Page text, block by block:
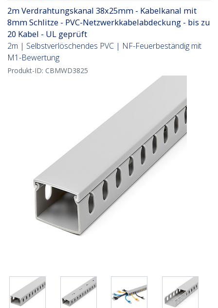
2m Verdrahtungskanal 38x25mm - Kabelkanal mit
8mm Schlitze - PVC-Netzwerkkabelabdeckung - bis zu
20 Kabel - UL geprüft
2m | Selbstverlöschendes PVC | NF-Feuerbeständig mit
M1-Bewertung
Produkt-ID: CBMWD3825